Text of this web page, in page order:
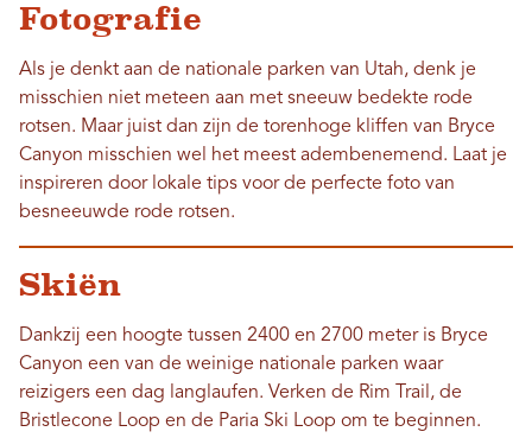
Fotografie
Als je denkt aan de nationale parken van Utah, denk je
misschien niet meteen aan met sneeuw bedekte rode
rotsen. Maar juist dan zijn de torenhoge kliffen van Bryce
Canyon misschien wel het meest adembenemend. Laat je
inspireren door lokale tips voor de perfecte foto van
besneeuwde rode rotsen.
Skiën
Dankzij een hoogte tussen 2400 en 2700 meter is Bryce
Canyon een van de weinige nationale parken waar
reizigers een dag langlaufen. Verken de Rim Trail, de
Bristlecone Loop en de Paria Ski Loop om te beginnen.